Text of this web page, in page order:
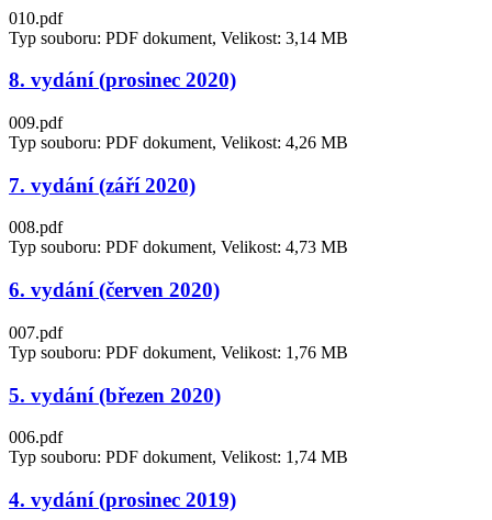
010.pdf
Typ souboru: PDF dokument, Velikost: 3,14 MB
8. vydání (prosinec 2020)
009.pdf
Typ souboru: PDF dokument, Velikost: 4,26 MB
7. vydání (září 2020)
008.pdf
Typ souboru: PDF dokument, Velikost: 4,73 MB
6. vydání (červen 2020)
007.pdf
Typ souboru: PDF dokument, Velikost: 1,76 MB
5. vydání (březen 2020)
006.pdf
Typ souboru: PDF dokument, Velikost: 1,74 MB
4. vydání (prosinec 2019)